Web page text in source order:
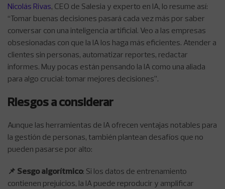
Nicolás Rivas, CEO de Salesia y experto en IA, lo resume así:
“Tomar buenas decisiones pasará cada vez más por saber
conversar con una inteligencia artificial. Veo a las empresas
obsesionadas con que la IA los haga más eficientes. Atender a
clientes sin personas, automatizar reportes, redactar
informes. Muy pocas están pensando la IA como una aliada
para algo crucial: tomar mejores decisiones”.
Riesgos a considerar
Aunque las herramientas de IA ofrecen ventajas notables para
la gestión de personas, también plantean desafíos que no
pueden pasarse por alto:
📌 Sesgo algorítmico: Si los datos de entrenamiento
contienen prejuicios, la IA puede reproducir y amplificar